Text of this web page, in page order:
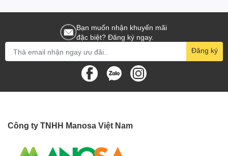
Bạn muốn nhận khuyến mãi
đặc biệt? Đăng ký ngay.
Đăng ký
Công ty TNHH Manosa Việt Nam